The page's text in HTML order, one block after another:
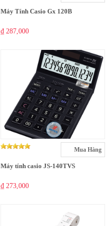
Máy Tính Casio Gx 120B
₫ 287,000
Mua Hàng
Máy tính casio JS-140TVS
₫ 273,000